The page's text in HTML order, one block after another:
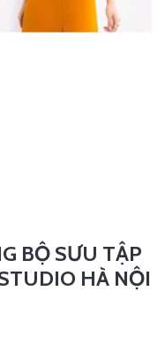
BỘ SƯU TẬP
HÀ NỘI